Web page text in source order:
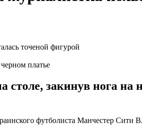
платье
закинув нога на
футболиста Манчестер Сити